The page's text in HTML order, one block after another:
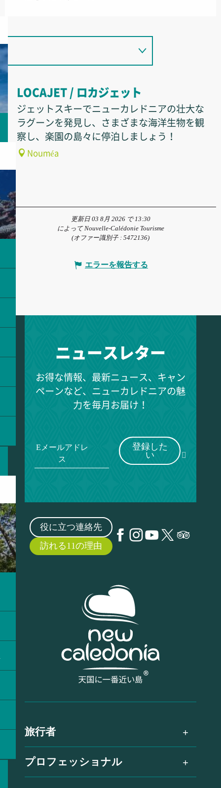
LOCAJET / ロカジェット
ジェットスキーでニューカレドニアの壮大な
ラグーンを発見し、さまざまな海洋生物を観
察し、楽園の島々に停泊しましょう！
Nouméa
更新日 03 8月 2026 で 13:30
によって Nouvelle-Calédonie Tourisme
(オファー識別子 : 5472136)
エラーを報告する
ニュースレター
お得な情報、最新ニュース、キャン
ペーンなど、ニューカレドニアの魅
力を毎月お届け！
Eメールアドレ
ス
登録した
い
役に立つ連絡先
訪れる11の理由
旅行者
プロフェッショナル